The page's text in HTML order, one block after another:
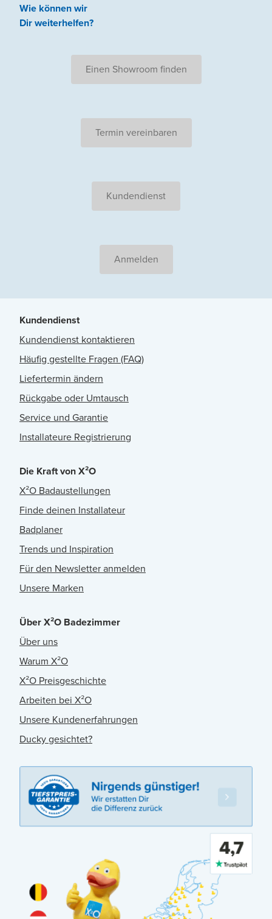
Wie können wir
Dir weiterhelfen?
Einen Showroom finden
Termin vereinbaren
Kundendienst
Anmelden
Kundendienst
Kundendienst kontaktieren
Häufig gestellte Fragen (FAQ)
Liefertermin ändern
Rückgabe oder Umtausch
Service und Garantie
Installateure Registrierung
Die Kraft von X²O
X²O Badaustellungen
Finde deinen Installateur
Badplaner
Trends und Inspiration
Für den Newsletter anmelden
Unsere Marken
Über X²O Badezimmer
Über uns
Warum X²O
X²O Preisgeschichte
Arbeiten bei X²O
Unsere Kundenerfahrungen
Ducky gesichtet?